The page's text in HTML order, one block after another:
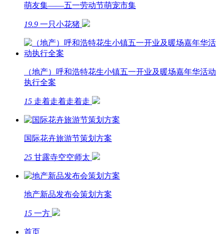
萌友集——五一劳动节萌宠市集
19.9 一只小花猪
（地产）呼和浩特花生小镇五一开业及暖场嘉年华活动
执行全案
15 走着走着走着走
国际花卉旅游节策划方案
25 甘露寺空空师太
地产新品发布会策划方案
15 一方
首页